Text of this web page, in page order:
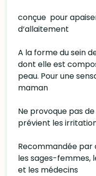
conçue pour
d‘allaitement
A la forme du sein
dont elle est
peau. Pour une
maman
Ne provoque pas
prévient les
Recommandée par
les sages-femmes,
et les médecins